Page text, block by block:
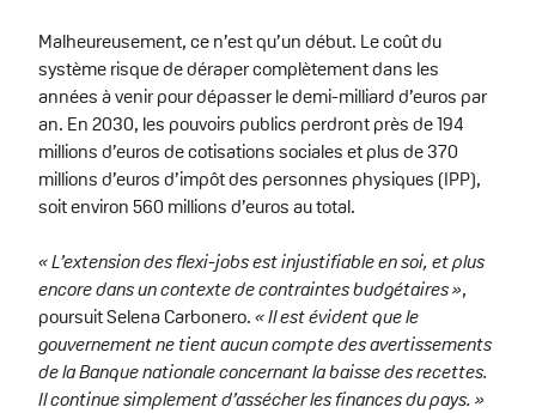
Malheureusement, ce n’est qu’un début. Le coût du
système risque de déraper complètement dans les
années à venir pour dépasser le demi-milliard d’euros par
an. En 2030, les pouvoirs publics perdront près de 194
millions d’euros de cotisations sociales et plus de 370
millions d’euros d’impôt des personnes physiques (IPP),
soit environ 560 millions d’euros au total.
« L’extension des flexi-jobs est injustifiable en soi, et plus
encore dans un contexte de contraintes budgétaires »,
poursuit Selena Carbonero.« Il est évident que le
gouvernement ne tient aucun compte des avertissements
de la Banque nationale concernant la baisse des recettes.
Il continue simplement d’assécher les finances du pays. »